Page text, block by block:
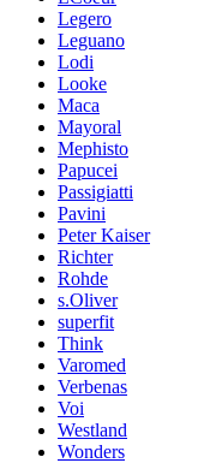
Legero
Leguano
Lodi
Looke
Maca
Mayoral
Mephisto
Papucei
Passigiatti
Pavini
Peter Kaiser
Richter
Rohde
s.Oliver
superfit
Think
Varomed
Verbenas
Voi
Westland
Wonders